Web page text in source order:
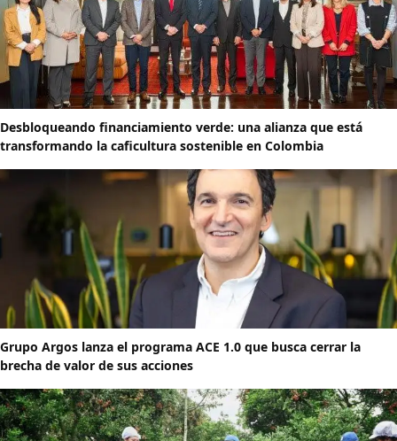
Desbloqueando financiamiento verde: una alianza que está
transformando la caficultura sostenible en Colombia
Grupo Argos lanza el programa ACE 1.0 que busca cerrar la
brecha de valor de sus acciones